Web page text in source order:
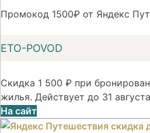
Промокод 1500₽ от Яндекс
ETO-POVOD
Скидка 1 500 ₽ при
жилья. Действует до 31
На сайт